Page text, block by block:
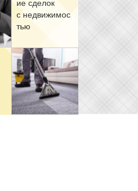
ие сде­лок
с недви­жи­мо­с
тью